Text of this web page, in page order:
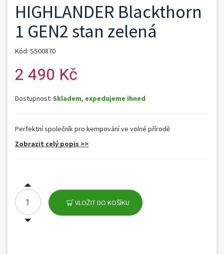
HIGHLANDER Blackthorn
1 GEN2 stan zelená
Kód: SS00870
2 490 Kč
Dostupnost: Skladem, expedujeme ihned
Perfektní společník pro kempování ve volné přírodě
Zobrazit celý popis >>
VLOŽIT DO KOŠÍKU